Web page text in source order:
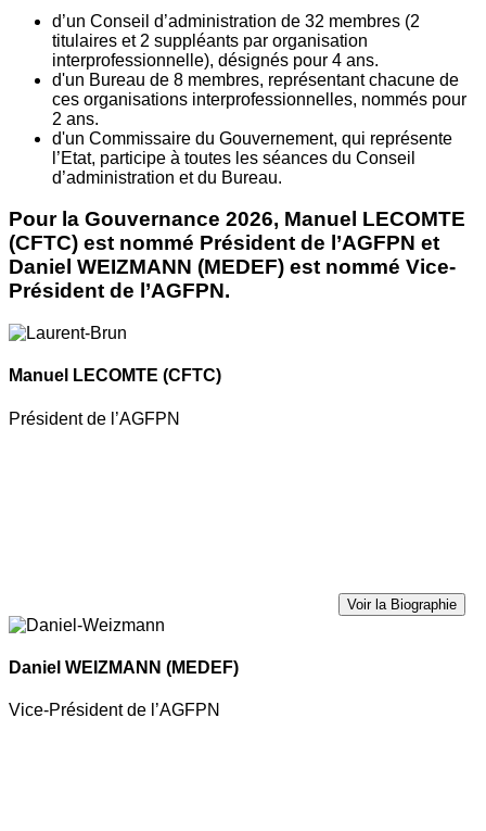
d’un Conseil d’administration de 32 membres (2
titulaires et 2 suppléants par organisation
interprofessionnelle), désignés pour 4 ans.
d'un Bureau de 8 membres, représentant chacune de
ces organisations interprofessionnelles, nommés pour
2 ans.
d'un Commissaire du Gouvernement, qui représente
l’Etat, participe à toutes les séances du Conseil
d’administration et du Bureau.
Pour la Gouvernance 2026, Manuel LECOMTE
(CFTC) est nommé Président de l’AGFPN et
Daniel WEIZMANN (MEDEF) est nommé Vice-
Président de l’AGFPN.
Manuel LECOMTE (CFTC)
Président de l’AGFPN
Voir la Biographie
Daniel WEIZMANN (MEDEF)
Vice-Président de l’AGFPN